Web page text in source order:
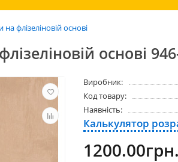
флізеліновій основі
основі
Виробник:
Код товару:
Наявність:
Калькулятор
1200.00грн.